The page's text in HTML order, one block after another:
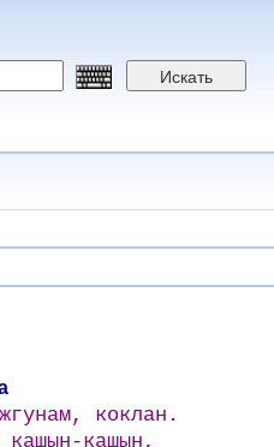
Искать
коклан.
кашын,